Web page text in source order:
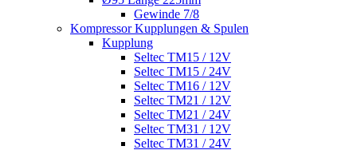
Gewinde 7/8
Kompressor Kupplungen & Spulen
Kupplung
Seltec TM15 / 12V
Seltec TM15 / 24V
Seltec TM16 / 12V
Seltec TM21 / 12V
Seltec TM21 / 24V
Seltec TM31 / 12V
Seltec TM31 / 24V